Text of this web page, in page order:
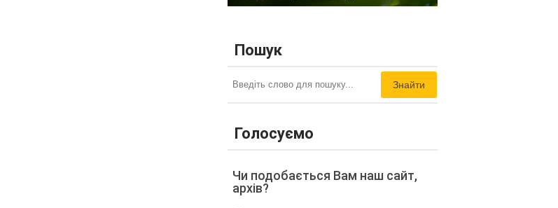
Пошук
Знайти
Голосуємо
Чи подобається Вам наш сайт,
архів?